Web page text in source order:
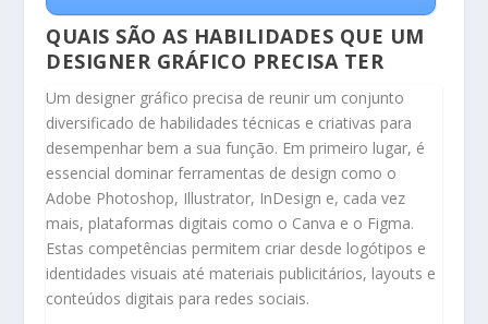
QUAIS SÃO AS HABILIDADES QUE UM
DESIGNER GRÁFICO PRECISA TER
Um designer gráfico precisa de reunir um conjunto
diversificado de habilidades técnicas e criativas para
desempenhar bem a sua função. Em primeiro lugar, é
essencial dominar ferramentas de design como o
Adobe Photoshop, Illustrator, InDesign e, cada vez
mais, plataformas digitais como o Canva e o Figma.
Estas competências permitem criar desde logótipos e
identidades visuais até materiais publicitários, layouts e
conteúdos digitais para redes sociais.